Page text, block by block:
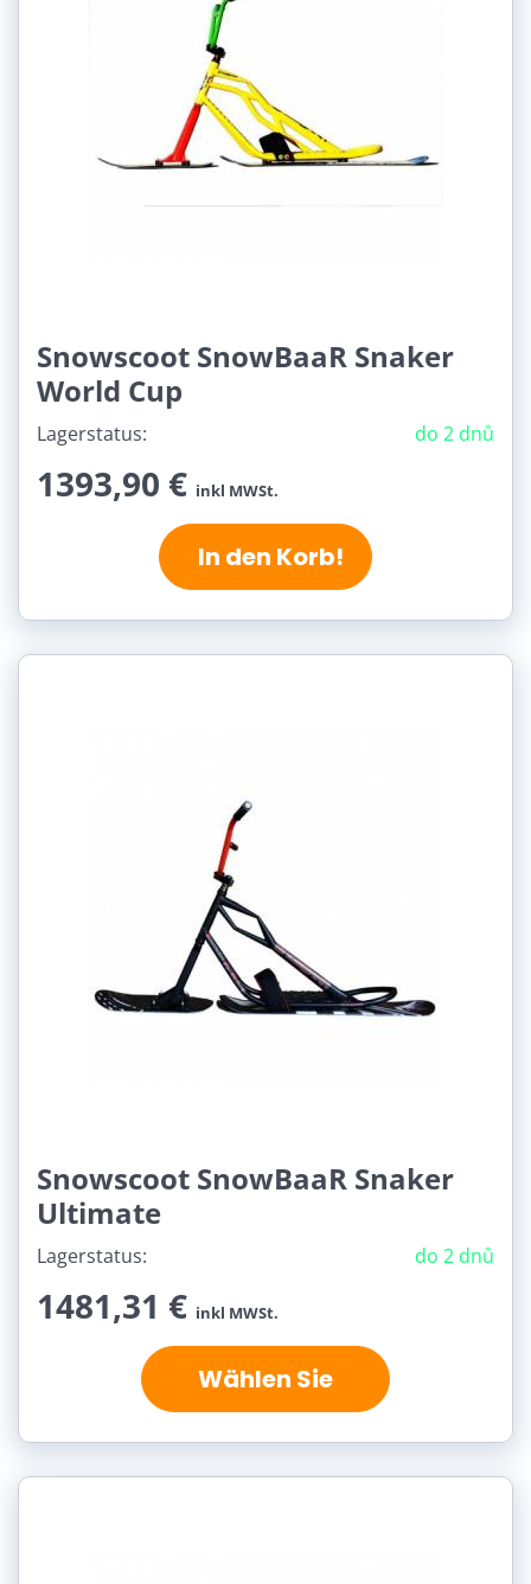
Snowscoot SnowBaaR Snaker
World Cup
Lagerstatus: do 2 dnů
1393,90 € inkl MWSt.
In den Korb!
Snowscoot SnowBaaR Snaker
Ultimate
Lagerstatus: do 2 dnů
1481,31 € inkl MWSt.
Wählen Sie